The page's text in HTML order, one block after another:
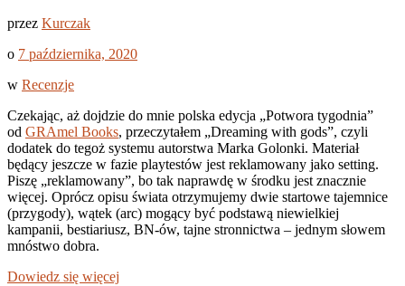
przez Kurczak
o 7 października, 2020
w Recenzje
Czekając, aż dojdzie do mnie polska edycja „Potwora tygodnia”
od GRAmel Books, przeczytałem „Dreaming with gods”, czyli
dodatek do tegoż systemu autorstwa Marka Golonki. Materiał
będący jeszcze w fazie playtestów jest reklamowany jako setting.
Piszę „reklamowany”, bo tak naprawdę w środku jest znacznie
więcej. Oprócz opisu świata otrzymujemy dwie startowe tajemnice
(przygody), wątek (arc) mogący być podstawą niewielkiej
kampanii, bestiariusz, BN-ów, tajne stronnictwa – jednym słowem
mnóstwo dobra.
Dowiedz się więcej